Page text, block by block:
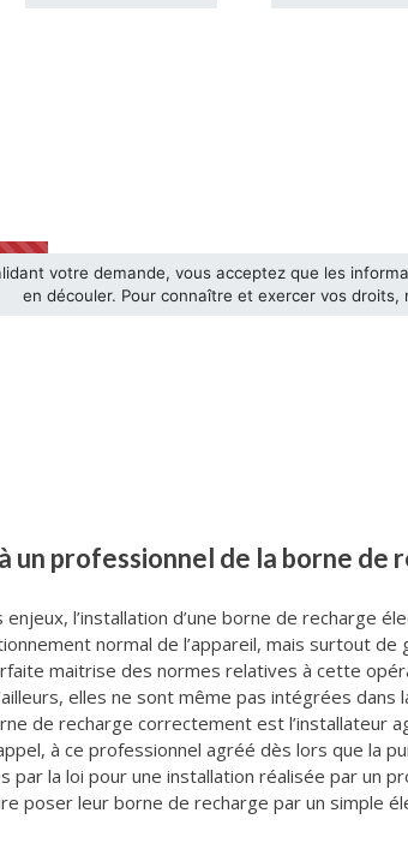
un professionnel de la borne de
enjeux, l’installation d’une borne de
normal de l’appareil, mais surtout
maitrise des normes relatives à cette
elles ne sont même pas intégrées
de recharge correctement est l’installateur
à ce professionnel agréé dès lors que la
par la loi pour une installation réalisée par un
poser leur borne de recharge par un simple